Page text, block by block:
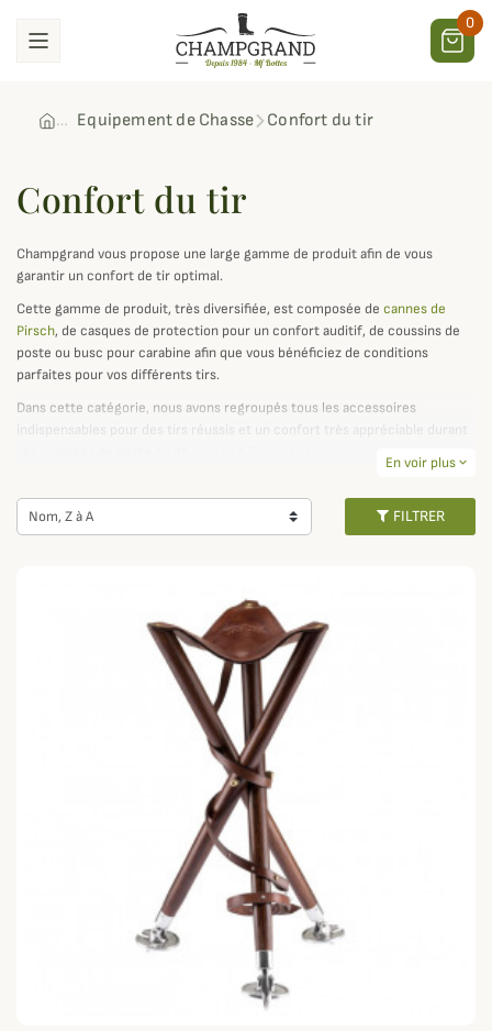
0
Equipement de Chasse Confort du tir
Confort du tir
Champgrand vous propose une large gamme de produit afin de vous
garantir un confort de tir optimal.
Cette gamme de produit, très diversifiée, est composée de cannes de
Pirsch, de casques de protection pour un confort auditif, de coussins de
poste ou busc pour carabine afin que vous bénéficiez de conditions
parfaites pour vos différents tirs.
Dans cette catégorie, nous avons regroupés tous les accessoires
indispensables pour des tirs réussis et un confort très appréciable durant
En voir plus expand_more
Nom, Z à A FILTRER